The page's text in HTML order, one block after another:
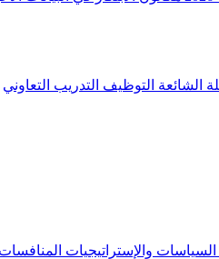
الشائعة التوظيف التدريب التعاوني
السياسات والإستراتيجيات